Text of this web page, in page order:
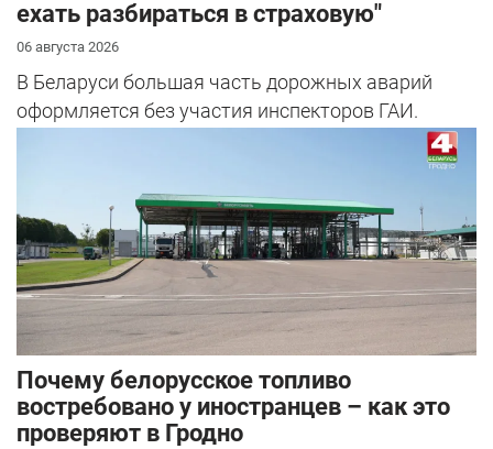
ехать разбираться в страховую"
06 августа 2026
В Беларуси большая часть дорожных аварий
оформляется без участия инспекторов ГАИ.
Почему белорусское топливо
востребовано у иностранцев – как это
проверяют в Гродно